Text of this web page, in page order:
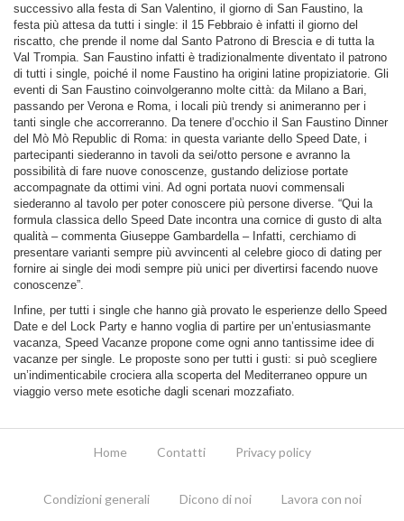
successivo alla festa di San Valentino, il giorno di San Faustino, la
festa più attesa da tutti i single: il 15 Febbraio è infatti il giorno del
riscatto, che prende il nome dal Santo Patrono di Brescia e di tutta la
Val Trompia. San Faustino infatti è tradizionalmente diventato il patrono
di tutti i single, poiché il nome Faustino ha origini latine propiziatorie. Gli
eventi di San Faustino coinvolgeranno molte città: da Milano a Bari,
passando per Verona e Roma, i locali più trendy si animeranno per i
tanti single che accorreranno. Da tenere d’occhio il San Faustino Dinner
del Mò Mò Republic di Roma: in questa variante dello Speed Date, i
partecipanti siederanno in tavoli da sei/otto persone e avranno la
possibilità di fare nuove conoscenze, gustando deliziose portate
accompagnate da ottimi vini. Ad ogni portata nuovi commensali
siederanno al tavolo per poter conoscere più persone diverse. “Qui la
formula classica dello Speed Date incontra una cornice di gusto di alta
qualità – commenta Giuseppe Gambardella – Infatti, cerchiamo di
presentare varianti sempre più avvincenti al celebre gioco di dating per
fornire ai single dei modi sempre più unici per divertirsi facendo nuove
conoscenze”.
Infine, per tutti i single che hanno già provato le esperienze dello Speed
Date e del Lock Party e hanno voglia di partire per un’entusiasmante
vacanza, Speed Vacanze propone come ogni anno tantissime idee di
vacanze per single. Le proposte sono per tutti i gusti: si può scegliere
un’indimenticabile crociera alla scoperta del Mediterraneo oppure un
viaggio verso mete esotiche dagli scenari mozzafiato.
Home Contatti Privacy policy
Condizioni generali Dicono di noi Lavora con noi